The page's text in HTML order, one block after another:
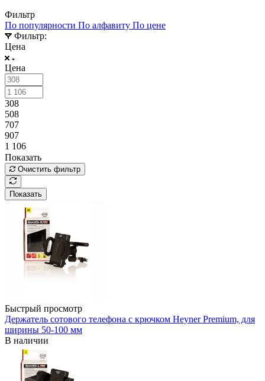
Фильтр
По популярности По алфавиту По цене
Фильтр:
Цена
Цена
308
508
707
907
1 106
Показать
Очистить фильтр
Показать
Быстрый просмотр
Держатель сотового телефона с крючком Heyner Premium, для
ширины 50-100 мм
В наличии